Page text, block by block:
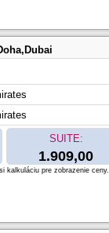
SUITE:
1.909,00
kalkuláciu pre zobrazenie ceny.